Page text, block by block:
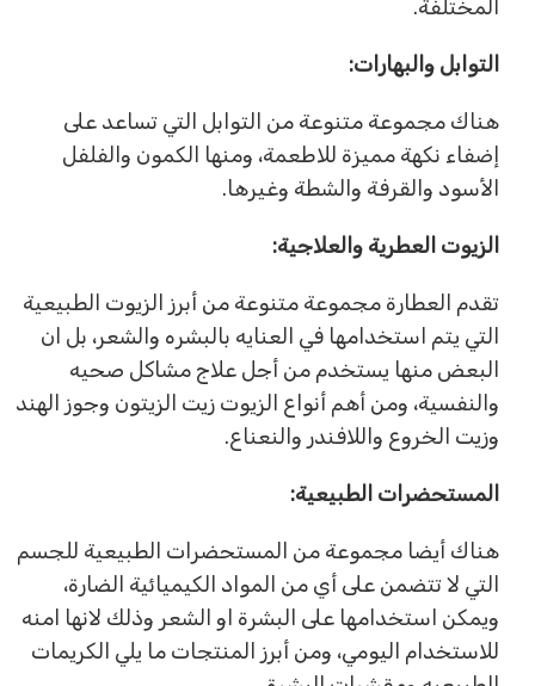
المختلفة.
التوابل والبهارات:
هناك مجموعة متنوعة من التوابل التي تساعد على
إضفاء نكهة مميزة للاطعمة، ومنها الكمون والفلفل
الأسود والقرفة والشطة وغيرها.
الزيوت العطرية والعلاجية:
تقدم العطارة مجموعة متنوعة من أبرز الزيوت الطبيعية
التي يتم استخدامها في العنايه بالبشره والشعر، بل ان
البعض منها يستخدم من أجل علاج مشاكل صحيه
والنفسية، ومن أهم أنواع الزيوت زيت الزيتون وجوز الهند
وزيت الخروع واللافندر والنعناع.
المستحضرات الطبيعية:
هناك أيضا مجموعة من المستحضرات الطبيعية للجسم
التي لا تتضمن على أي من المواد الكيميائية الضارة،
ويمكن استخدامها على البشرة او الشعر وذلك لانها امنه
للاستخدام اليومي، ومن أبرز المنتجات ما يلي الكريمات